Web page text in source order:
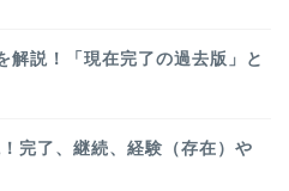
解説！「現在完了の過去版」と
完了、継続、経験（存在）や